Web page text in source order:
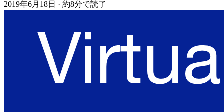
2019年6月18日 · 約8分で読了